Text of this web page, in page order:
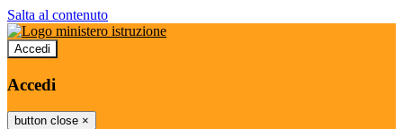
Salta al contenuto
Accedi
Accedi
button close ×